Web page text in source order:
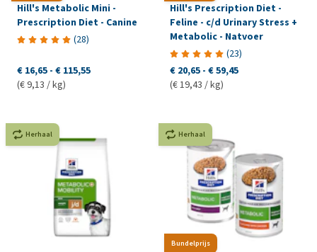
Hill's Metabolic Mini -
Prescription Diet - Canine
(28)
€ 16,65 - € 115,55
(€ 9,13 / kg)
Hill's Prescription Diet -
Feline - c/d Urinary Stress +
Metabolic - Natvoer
(23)
€ 20,65 - € 59,45
(€ 19,43 / kg)
Herhaal
Bundelprijs
Herhaal